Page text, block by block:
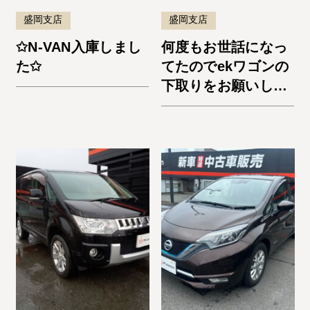
盛岡支店
✩N-VAN入庫しまし
た✩
盛岡支店
何度もお世話になっ
てたのでekワゴンの
下取りをお願いしま
した。納車までスム
す！